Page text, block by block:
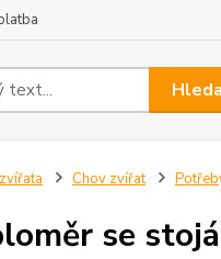
Chov zvířat
se